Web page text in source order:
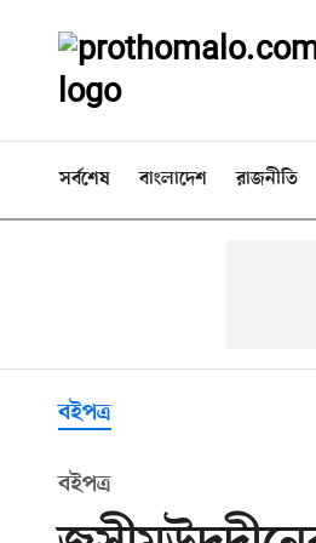
সর্বশেষ বাংলাদেশ রাজনীতি
বইপত্র
বইপত্র